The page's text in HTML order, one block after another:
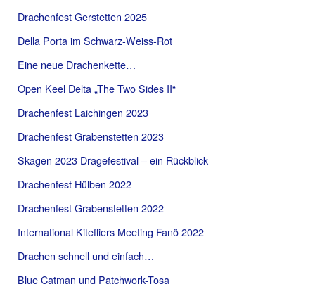
Drachenfest Gerstetten 2025
Della Porta im Schwarz-Weiss-Rot
Eine neue Drachenkette…
Open Keel Delta „The Two Sides II“
Drachenfest Laichingen 2023
Drachenfest Grabenstetten 2023
Skagen 2023 Dragefestival – ein Rückblick
Drachenfest Hülben 2022
Drachenfest Grabenstetten 2022
International Kitefliers Meeting Fanö 2022
Drachen schnell und einfach…
Blue Catman und Patchwork-Tosa